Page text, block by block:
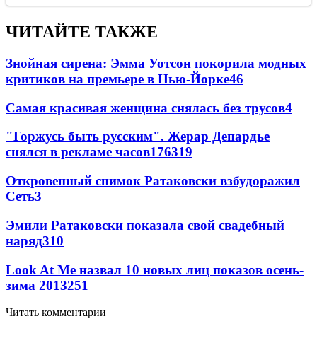
ЧИТАЙТЕ ТАКЖЕ
Знойная сирена: Эмма Уотсон покорила модных
критиков на премьере в Нью-Йорке46
Самая красивая женщина снялась без трусов4
"Горжусь быть русским". Жерар Депардье
снялся в рекламе часов176319
Откровенный снимок Ратаковски взбудоражил
Сеть3
Эмили Ратаковски показала свой свадебный
наряд310
Look At Me назвал 10 новых лиц показов осень-
зима 2013251
Читать комментарии